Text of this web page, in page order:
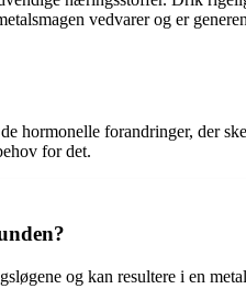
vedvarer og er
hormonelle forandringer, der
for det.
og kan resultere i en